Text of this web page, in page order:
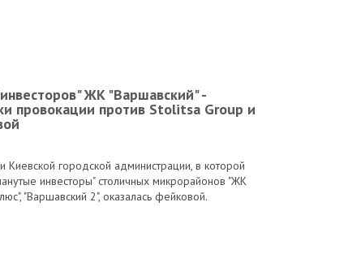
ЖК "Варшавский" -
провокации против Stolitsa Group и
Киевской городской администрации, в которой
инвесторы" столичных микрорайонов "ЖК
"Варшавский 2", оказалась фейковой.